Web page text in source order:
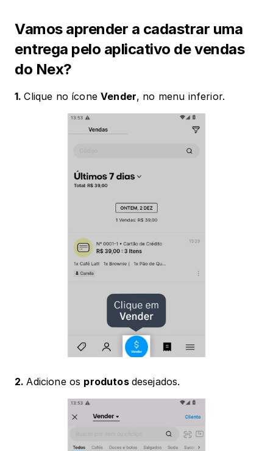
Vamos aprender a cadastrar uma
entrega pelo aplicativo de vendas
do Nex?
1. Clique no ícone Vender, no menu inferior.
2. Adicione os produtos desejados.